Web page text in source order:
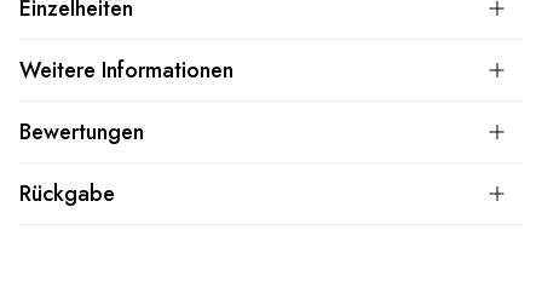
Einzelheiten
Weitere Informationen
Bewertungen
Rückgabe